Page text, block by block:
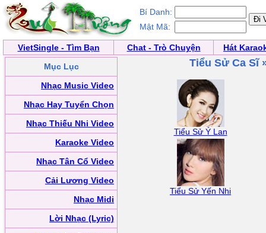
Bí Danh:
Mật Mã:
VietSingle - Tìm Bạn Chat - Trò Chuyện
Hát
Mục Lục
Nhạc Music Video
Nhạc Hay Tuyển Chọn
Nhạc Thiếu Nhi Video
Karaoke Video
Nhạc Tân Cổ Video
Cải Lương Video
Nhạc Midi
Lời Nhạc (Lyric)
Tiểu Sử Ca Sĩ
Tiểu Sử Ý Lan
Tiểu Sử Yến Nhi